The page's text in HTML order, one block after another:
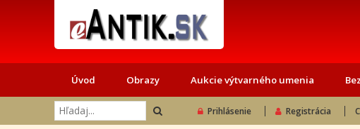
Úvod Obrazy Aukcie výtvarného umenia
Prihlásenie Registrácia